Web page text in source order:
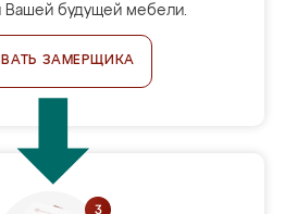
Вашей будущей мебели.
ЗАМЕРЩИКА